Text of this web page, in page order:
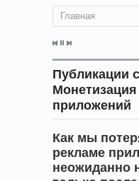
Главная
Публикации
приложений
Как мы
рекламе
неожиданно